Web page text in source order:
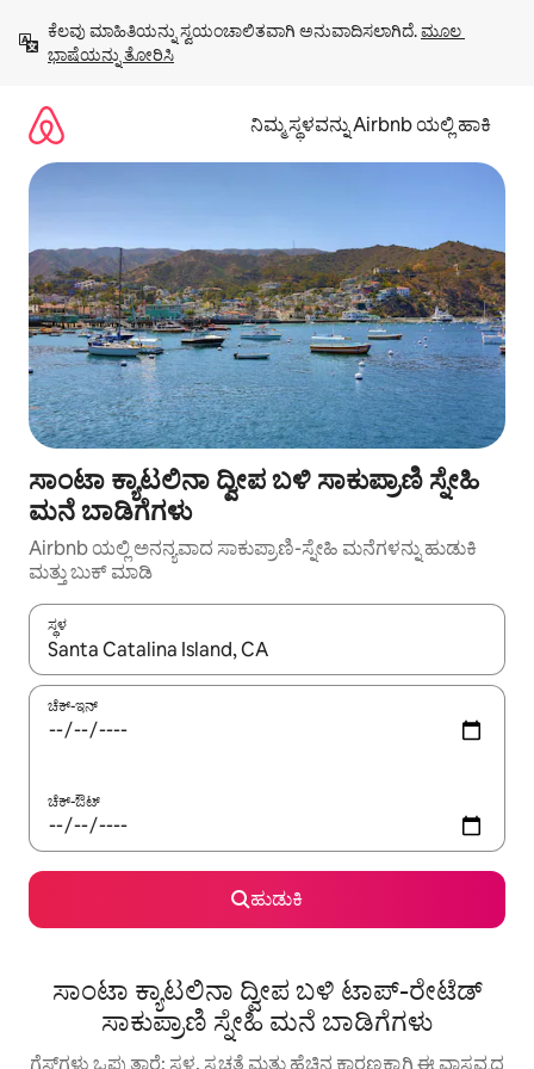
ಹೋಗಿ
ಕೆಲವು ಮಾಹಿತಿಯನ್ನು ಸ್ವಯಂಚಾಲಿತವಾಗಿ ಅನುವಾದಿಸಲಾಗಿದೆ. ಮೂಲ
ಭಾಷೆಯನ್ನು ತೋರಿಸಿ
ನಿಮ್ಮ ಸ್ಥಳವನ್ನು Airbnb ಯಲ್ಲಿ ಹಾಕಿ
ಸಾಂಟಾ ಕ್ಯಾಟಲಿನಾ ದ್ವೀಪ ಬಳಿ ಸಾಕುಪ್ರಾಣಿ ಸ್ನೇಹಿ
ಮನೆ ಬಾಡಿಗೆಗಳು
Airbnb ಯಲ್ಲಿ ಅನನ್ಯವಾದ ಸಾಕುಪ್ರಾಣಿ-ಸ್ನೇಹಿ ಮನೆಗಳನ್ನು ಹುಡುಕಿ
ಮತ್ತು ಬುಕ್ ಮಾಡಿ
ಸ್ಥಳ
ಫಲಿತಾಂಶಗಳು ಲಭ್ಯವಿರುವಾಗ, ಅಪ್ ಮತ್ತು ಡೌನ್ ಬಾಣದ ಕೀಲಿಗಳೊಂದಿಗೆ
ಚೆಕ್-ಇನ್
ಚೆಕ್-ಔಟ್
ಹುಡುಕಿ
ಸಾಂಟಾ ಕ್ಯಾಟಲಿನಾ ದ್ವೀಪ ಬಳಿ ಟಾಪ್-ರೇಟೆಡ್
ಸಾಕುಪ್ರಾಣಿ ಸ್ನೇಹಿ ಮನೆ ಬಾಡಿಗೆಗಳು
ಗೆಸ್ಟ್‌ಗಳು ಒಪ್ಪುತ್ತಾರೆ: ಸ್ಥಳ, ಸ್ವಚ್ಛತೆ ಮತ್ತು ಹೆಚ್ಚಿನ ಕಾರಣಕ್ಕಾಗಿ ಈ ವಾಸ್ತವ್ಯದ